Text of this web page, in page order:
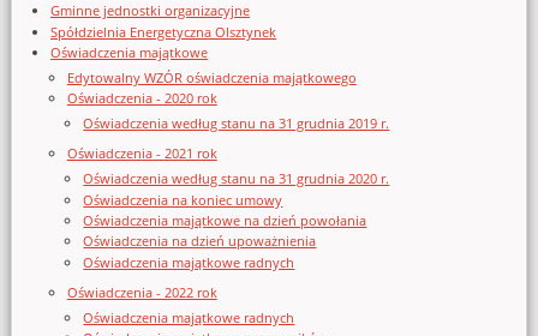
Gminne jednostki organizacyjne
Spółdzielnia Energetyczna Olsztynek
Oświadczenia majątkowe
Edytowalny WZÓR oświadczenia majątkowego
Oświadczenia - 2020 rok
Oświadczenia według stanu na 31 grudnia 2019 r.
Oświadczenia - 2021 rok
Oświadczenia według stanu na 31 grudnia 2020 r.
Oświadczenia na koniec umowy
Oświadczenia majątkowe na dzień powołania
Oświadczenia na dzień upoważnienia
Oświadczenia majątkowe radnych
Oświadczenia - 2022 rok
Oświadczenia majątkowe radnych